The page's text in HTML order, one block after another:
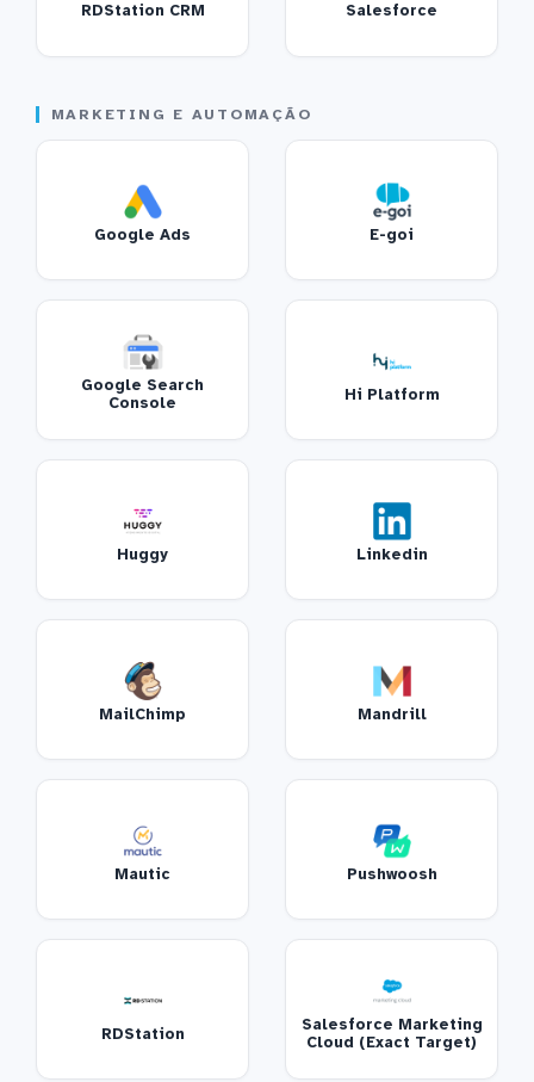
RDStation CRM Salesforce
MARKETING E AUTOMAÇÃO
Google Ads E-goi
Google Search
Console
Hi Platform
Huggy Linkedin
MailChimp Mandrill
Mautic Pushwoosh
RDStation
Salesforce Marketing
Cloud (Exact Target)